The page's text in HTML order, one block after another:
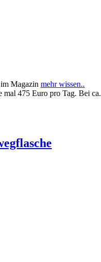
Magazin mehr wissen..
mal 475 Euro pro Tag. Bei